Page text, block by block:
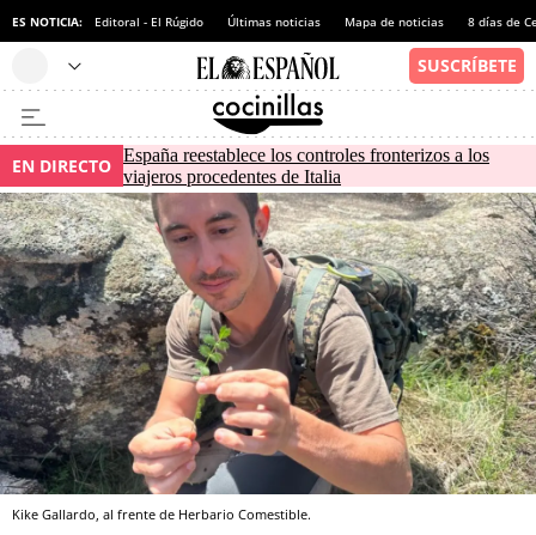
ES NOTICIA: Editoral - El Rúgido Últimas noticias Mapa de noticias 8 días de
EN DIRECTO España reestablece los controles fronterizos a los
viajeros procedentes de Italia
Kike Gallardo, al frente de Herbario Comestible.